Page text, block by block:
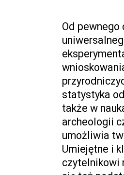
Od pewnego
statystyka
także w
archeologii
umożliwia
Umiejętne i
czytelnikowi